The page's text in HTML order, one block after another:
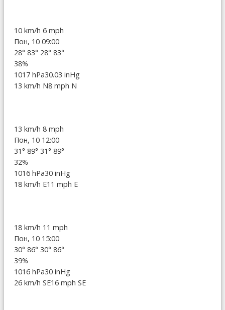
10 km/h 6 mph
Пон, 10 09:00
28° 83° 28° 83°
38%
1017 hPa30.03 inHg
13 km/h N8 mph N
13 km/h 8 mph
Пон, 10 12:00
31° 89° 31° 89°
32%
1016 hPa30 inHg
18 km/h E11 mph E
18 km/h 11 mph
Пон, 10 15:00
30° 86° 30° 86°
39%
1016 hPa30 inHg
26 km/h SE16 mph SE